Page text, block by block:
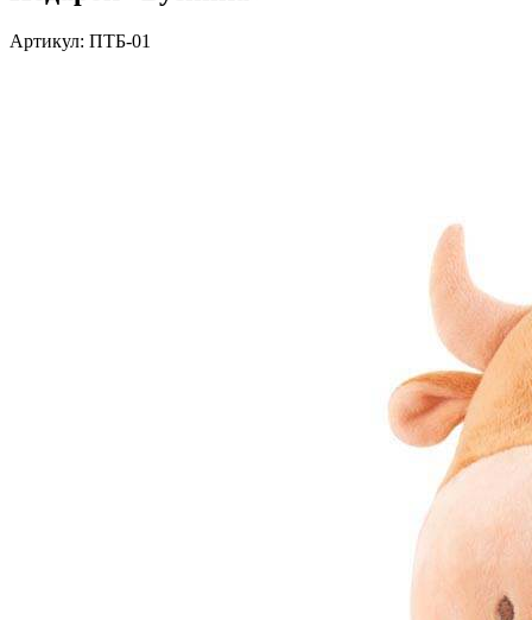
Артикул: ПТБ-01